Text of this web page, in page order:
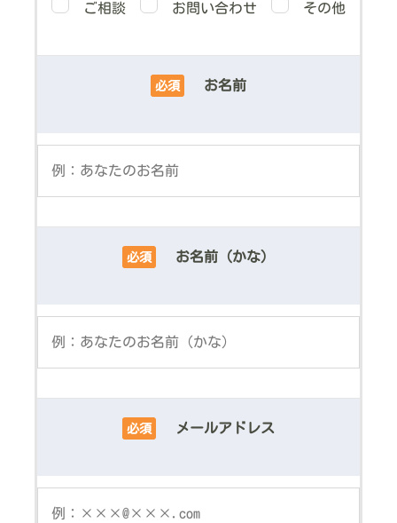
ご相談 お問い合わせ その他
必須 お名前
必須 お名前（かな）
必須 メールアドレス